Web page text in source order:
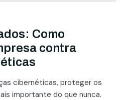
Como
contra
cibernéticas, proteger os
importante do que nunca.